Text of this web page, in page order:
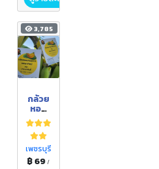
3,785
กล้วย
หอม
ทอง
ตาก
แสง
อาทิต
ย์
เพชรบุรี
฿ 69/